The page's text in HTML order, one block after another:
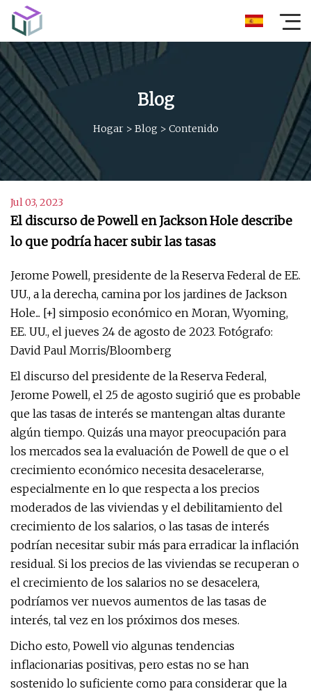
Blog
Hogar> Blog > Contenido
Jul 03, 2023
El discurso de Powell en Jackson Hole describe
lo que podría hacer subir las tasas
Jerome Powell, presidente de la Reserva Federal de EE.
UU., a la derecha, camina por los jardines de Jackson
Hole... [+] simposio económico en Moran, Wyoming,
EE. UU., el jueves 24 de agosto de 2023. Fotógrafo:
David Paul Morris/Bloomberg
El discurso del presidente de la Reserva Federal,
Jerome Powell, el 25 de agosto sugirió que es probable
que las tasas de interés se mantengan altas durante
algún tiempo. Quizás una mayor preocupación para
los mercados sea la evaluación de Powell de que o el
crecimiento económico necesita desacelerarse,
especialmente en lo que respecta a los precios
moderados de las viviendas y el debilitamiento del
crecimiento de los salarios, o las tasas de interés
podrían necesitar subir más para erradicar la inflación
residual. Si los precios de las viviendas se recuperan o
el crecimiento de los salarios no se desacelera,
podríamos ver nuevos aumentos de las tasas de
interés, tal vez en los próximos dos meses.
Dicho esto, Powell vio algunas tendencias
inflacionarias positivas, pero estas no se han
sostenido lo suficiente como para considerar que la